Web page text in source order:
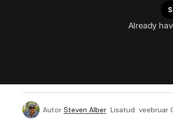
Already
Autor Steven Alber Lisatud veebruar